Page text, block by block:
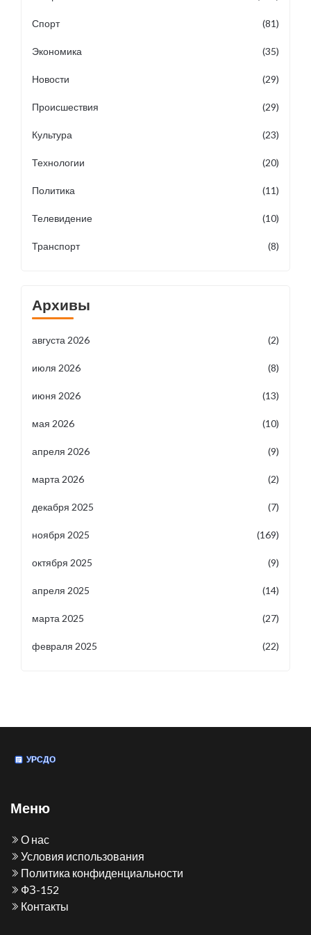
Спорт (81)
Экономика (35)
Новости (29)
Происшествия (29)
Культура (23)
Технологии (20)
Политика (11)
Телевидение (10)
Транспорт (8)
Архивы
августа 2026 (2)
июля 2026 (8)
июня 2026 (13)
мая 2026 (10)
апреля 2026 (9)
марта 2026 (2)
декабря 2025 (7)
ноября 2025 (169)
октября 2025 (9)
апреля 2025 (14)
марта 2025 (27)
февраля 2025 (22)
Меню
О нас
Условия использования
Политика конфиденциальности
ФЗ-152
Контакты